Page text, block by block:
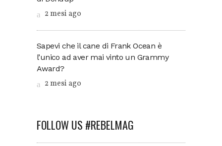
2 mesi ago
Sapevi che il cane di Frank Ocean è
l’unico ad aver mai vinto un Grammy
Award?
2 mesi ago
FOLLOW US #REBELMAG